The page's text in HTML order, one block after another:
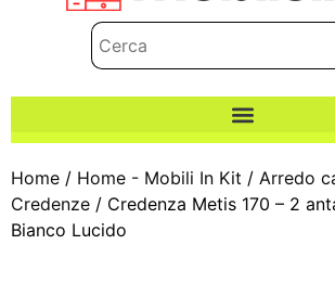
Home / Home - Mobili In Kit / Arredo
Credenze / Credenza Metis 170 – 2
Bianco Lucido